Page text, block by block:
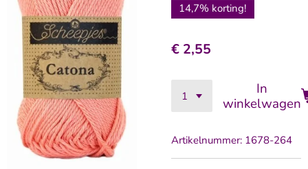
14,7% korting!
€ 2,55
In
winkelwagen
Artikelnummer: 1678-264